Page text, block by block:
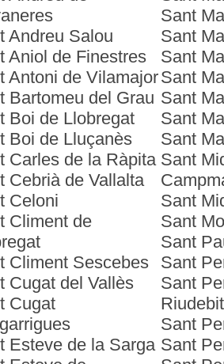
Andreu Salou
Aniol de Finestres
Antoni de Vilamajor
Bartomeu del Grau
Boi de Llobregat
Boi de Lluçanès
Carles de la Ràpita
Cebrià de Vallalta
Celoni
Climent de
Climent Sescebes
Cugat del Vallès
Cugat
Esteve de la Sarga
Sant
Sant
Sant
Sant
Sant
Sant
Sant
Sant
Sant
Sant
Sant
Sant
Sant
Sant
Sant